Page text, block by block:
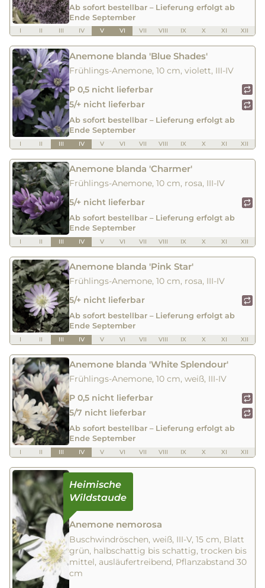
Ab sofort bestellbar – Lieferung erfolgt ab
Ende September
I II III IV V VI VII VIII IX X XI XII
Anemone blanda 'Blue Shades'
Frühlings-Anemone, 10 cm, violett, III-IV
P 0,5 nicht lieferbar
5/+ nicht lieferbar
Ab sofort bestellbar – Lieferung erfolgt ab
Ende September
I II III IV V VI VII VIII IX X XI XII
Anemone blanda 'Charmer'
Frühlings-Anemone, 10 cm, rosa, III-IV
5/+ nicht lieferbar
Ab sofort bestellbar – Lieferung erfolgt ab
Ende September
I II III IV V VI VII VIII IX X XI XII
Anemone blanda 'Pink Star'
Frühlings-Anemone, 10 cm, rosa, III-IV
5/+ nicht lieferbar
Ab sofort bestellbar – Lieferung erfolgt ab
Ende September
I II III IV V VI VII VIII IX X XI XII
Anemone blanda 'White Splendour'
Frühlings-Anemone, 10 cm, weiß, III-IV
P 0,5 nicht lieferbar
5/7 nicht lieferbar
Ab sofort bestellbar – Lieferung erfolgt ab
Ende September
I II III IV V VI VII VIII IX X XI XII
Anemone nemorosa
Buschwindröschen, weiß, III-V, 15 cm, Blatt
grün, halbschattig bis schattig, trocken bis
mittel, ausläufertreibend, Pflanzabstand 30
cm